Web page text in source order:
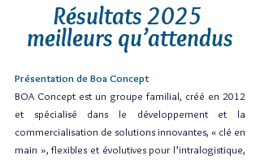
Résultats 2025
meilleurs qu’attendus
Présentation de Boa Concept
BOA Concept est un groupe familial, créé en 2012
et spécialisé dans le développement et la
commercialisation de solutions innovantes, « clé en
main », flexibles et évolutives pour l’intralogistique,